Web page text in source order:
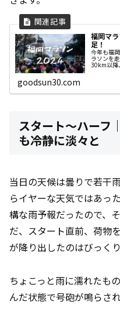
福岡マ
足！
今年も福
ラソンを
30km以降
goodsun30.com
スタート～ハーフ
も冷静に淡々と
当日の天候は曇りで若干
らイヤーな天気ではあっ
構な雨予報だったので、
だ、スタート直前、荷物
が降り出したのはびっく
ちょこっと雨に濡れたも
んだ状態で号砲が鳴らさ